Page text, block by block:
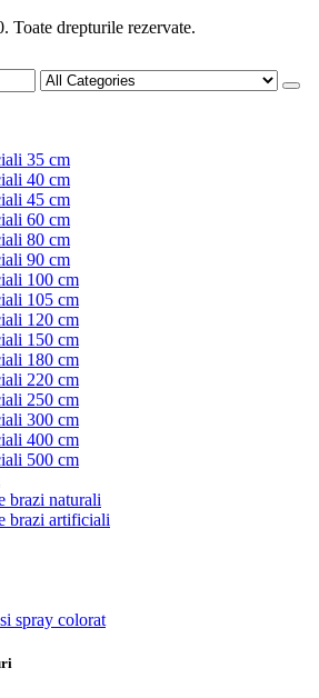
Toate drepturile rezervate.
35 cm
40 cm
45 cm
60 cm
80 cm
90 cm
100 cm
105 cm
120 cm
150 cm
180 cm
220 cm
250 cm
300 cm
400 cm
500 cm
brazi naturali
brazi artificiali
spray colorat